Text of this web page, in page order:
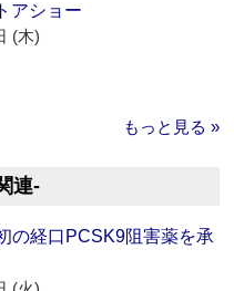
アショー
(木)
もっと見る »
連‐
の経口PCSK9阻害薬を承